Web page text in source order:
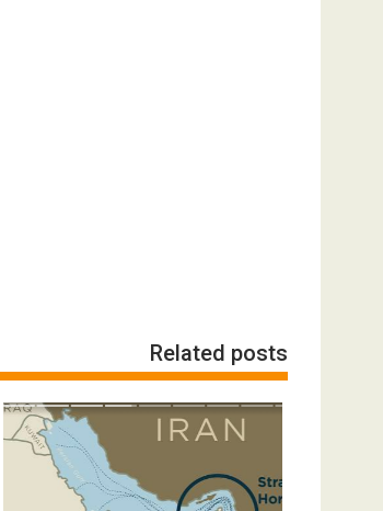
Related posts